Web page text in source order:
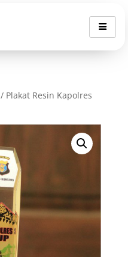
/ Plakat Resin Kapolres